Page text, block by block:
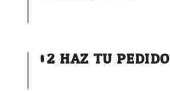
02HAZ TU PEDIDO